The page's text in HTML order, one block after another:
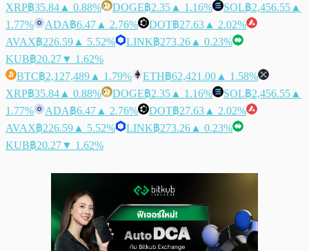
XRP฿35.84 ▲ 0.88% DOGE฿2.35 ▲ 1.16% SOL฿2,456.55 ▲
1.77%
ADA฿6.47 ▲ 2.76% DOT฿27.63 ▲ 2.02%
AVAX฿226.59 ▲ 5.52% LINK฿273.26 ▲ 0.23%
KUB฿20.27▼ 1.62%
BTC฿2,127,489 ▲ 1.79% ETH฿62,421.00 ▲ 1.58%
XRP฿35.84 ▲ 0.88% DOGE฿2.35 ▲ 1.16% SOL฿2,456.55 ▲
1.77%
ADA฿6.47 ▲ 2.76% DOT฿27.63 ▲ 2.02%
AVAX฿226.59 ▲ 5.52% LINK฿273.26 ▲ 0.23%
KUB฿20.27▼ 1.62%